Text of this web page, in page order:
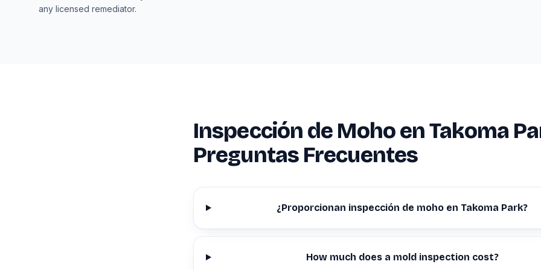
any licensed remediator.
Inspección de Moho en Takoma
Preguntas Frecuentes
¿Proporcionan inspección de moho en Takoma Park?
How much does a mold inspection cost?